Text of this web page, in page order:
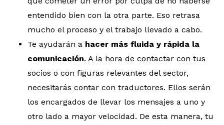
entendido bien con la otra parte. Eso retrasa
mucho el proceso y el trabajo llevado a cabo.
Te ayudarán a hacer más fluida y rápida la
comunicación. A la hora de contactar con tus
socios o con figuras relevantes del sector,
necesitarás contar con traductores. Ellos serán
los encargados de llevar los mensajes a uno y
otro lado a mayor velocidad. De esta manera, tu